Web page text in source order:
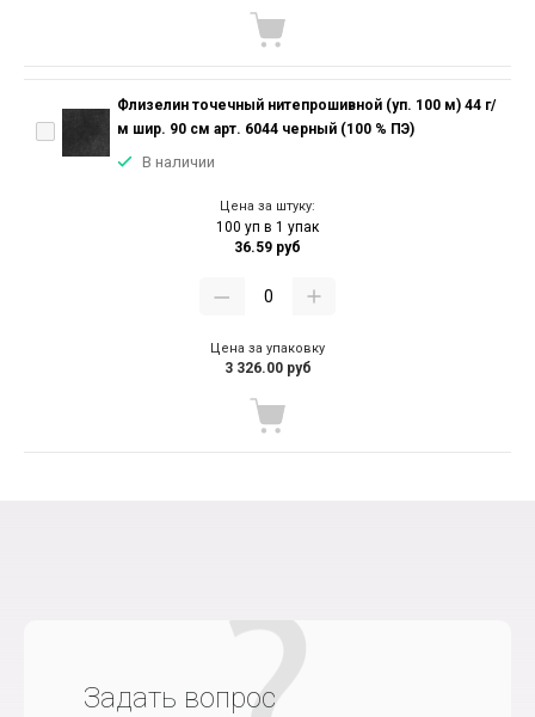
Флизелин точечный нитепрошивной (уп. 100 м) 44 г/
м шир. 90 см арт. 6044 черный (100 % ПЭ)
В наличии
Цена за штуку:
100 уп в 1 упак
36.59 руб
Цена за упаковку
3 326.00 руб
Задать вопрос